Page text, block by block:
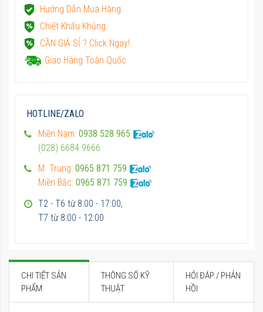
Hướng Dẫn Mua Hàng
Chiết Khấu Khủng
CẦN GIÁ SỈ ? Click Ngay!
Giao Hàng Toàn Quốc
HOTLINE/ZALO
Miền Nam: 0938 528 965
(028) 6684 9666
M. Trung: 0965 871 759
Miền Bắc: 0965 871 759
T2 - T6 từ 8:00 - 17:00,
T7 từ 8:00 - 12:00
CHI TIẾT SẢN
PHẨM
THÔNG SỐ KỸ
THUẬT
HỎI ĐÁP / PHẢN
HỒI